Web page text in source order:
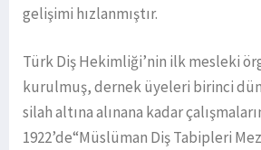
gelişimi hızlanmıştır.
Türk Diş Hekimliği’nin ilk mesleki
kurulmuş, dernek üyeleri birinci
silah altına alınana kadar
1922’de“Müslüman Diş Tabipleri